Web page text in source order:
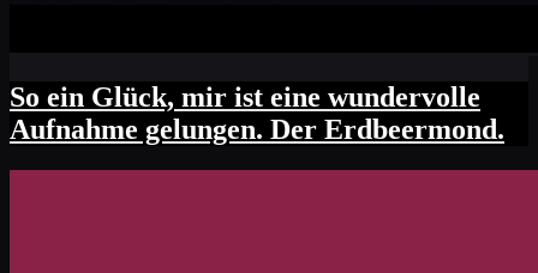
So ein Glück, mir ist eine wundervolle
Aufnahme gelungen. Der Erdbeermond.